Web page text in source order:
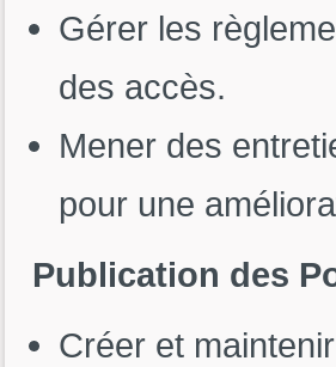
Gérer les
des accès.
Mener des
pour une
Publication des
Créer et